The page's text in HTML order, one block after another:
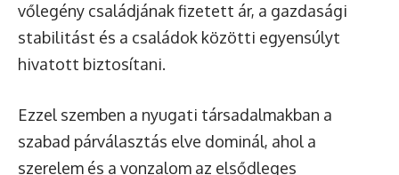
vőlegény családjának fizetett ár, a gazdasági
stabilitást és a családok közötti egyensúlyt
hivatott biztosítani.
Ezzel szemben a nyugati társadalmakban a
szabad párválasztás elve dominál, ahol a
szerelem és a vonzalom az elsődleges